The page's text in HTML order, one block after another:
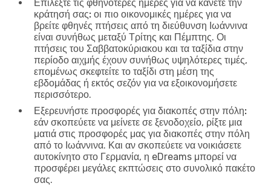
Επιλέξτε τις φθηνότερες ημέρες για να κάνετε την
κράτησή σας: οι πιο οικονομικές ημέρες για να
βρείτε φθηνές πτήσεις από τη διεύθυνση Ιωάννινα
είναι συνήθως μεταξύ Τρίτης και Πέμπτης. Οι
πτήσεις του Σαββατοκύριακου και τα ταξίδια στην
περίοδο αιχμής έχουν συνήθως υψηλότερες τιμές,
επομένως σκεφτείτε το ταξίδι στη μέση της
εβδομάδας ή εκτός σεζόν για να εξοικονομήσετε
περισσότερο.
Εξερευνήστε προσφορές για διακοπές στην πόλη:
εάν σκοπεύετε να μείνετε σε ξενοδοχείο, ρίξτε μια
ματιά στις προσφορές μας για διακοπές στην πόλη
από το Ιωάννινα. Και αν σκοπεύετε να νοικιάσετε
αυτοκίνητο στο Γερμανία, η eDreams μπορεί να
προσφέρει μεγάλες εκπτώσεις στο συνολικό πακέτο
σας.